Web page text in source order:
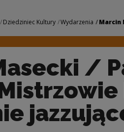
Janas /
Dziedziniec Kultury Wydarzenia Marcin
/